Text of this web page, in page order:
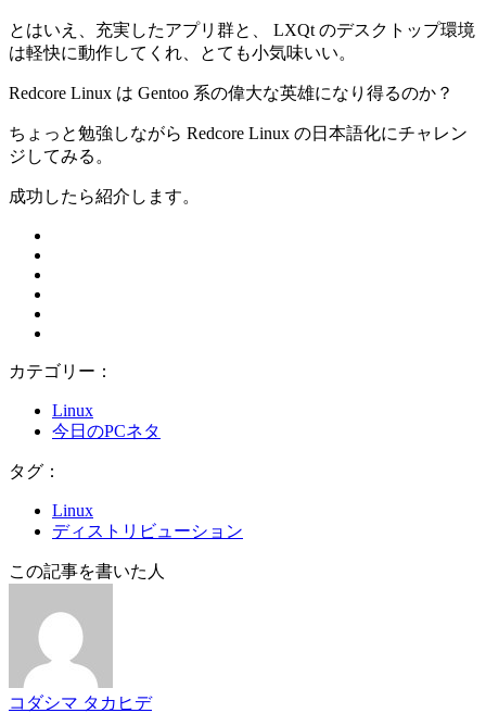
とはいえ、充実したアプリ群と、 LXQt のデスクトップ環境
は軽快に動作してくれ、とても小気味いい。
Redcore Linux は Gentoo 系の偉大な英雄になり得るのか？
ちょっと勉強しながら Redcore Linux の日本語化にチャレン
ジしてみる。
成功したら紹介します。
カテゴリー：
Linux
今日のPCネタ
タグ：
Linux
ディストリビューション
この記事を書いた人
コダシマ タカヒデ